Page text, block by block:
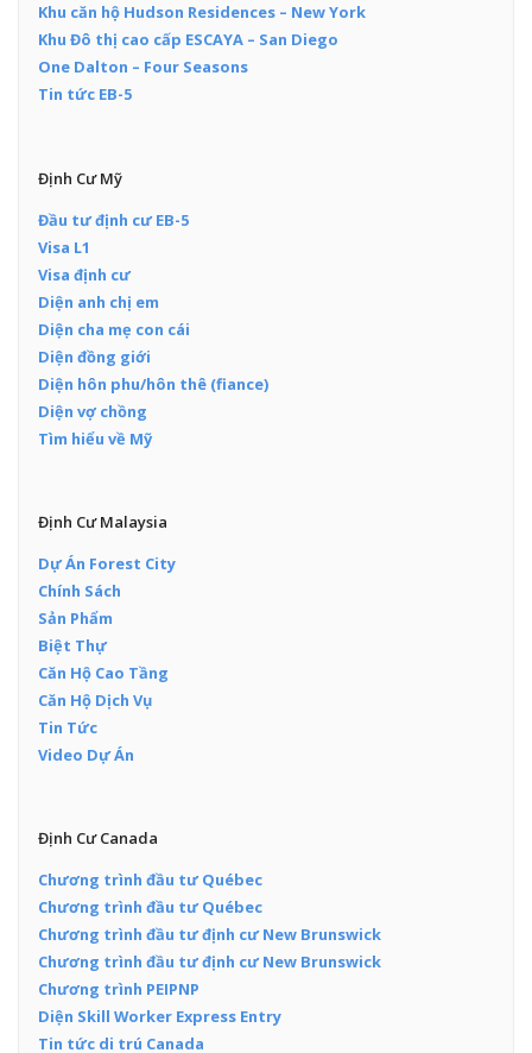
Khu căn hộ Hudson Residences – New York
Khu Đô thị cao cấp ESCAYA – San Diego
One Dalton – Four Seasons
Tin tức EB-5
Định Cư Mỹ
Đầu tư định cư EB-5
Visa L1
Visa định cư
Diện anh chị em
Diện cha mẹ con cái
Diện đồng giới
Diện hôn phu/hôn thê (fiance)
Diện vợ chồng
Tìm hiểu về Mỹ
Định Cư Malaysia
Dự Án Forest City
Chính Sách
Sản Phẩm
Biệt Thự
Căn Hộ Cao Tầng
Căn Hộ Dịch Vụ
Tin Tức
Video Dự Án
Định Cư Canada
Chương trình đầu tư Québec
Chương trình đầu tư Québec
Chương trình đầu tư định cư New Brunswick
Chương trình đầu tư định cư New Brunswick
Chương trình PEIPNP
Diện Skill Worker Express Entry
Tin tức di trú Canada